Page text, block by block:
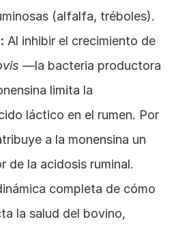
(alfalfa, tréboles).
—la bacteria productora
limita la
láctico en el rumen. Por
a la monensina un
de la acidosis ruminal.
completa de cómo
la salud del bovino,